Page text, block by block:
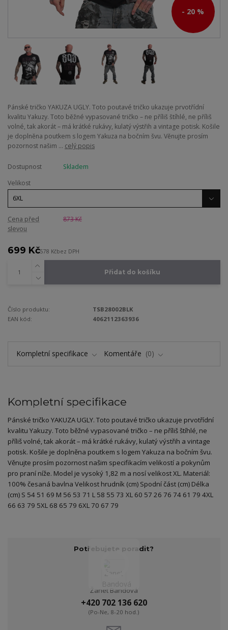
- 20 %
Pánské tričko YAKUZA UGLY. Toto poutavé tričko ukazuje prvotřídní
kvalitu Yakuzy. Toto běžné vypasované tričko – ne příliš štíhlé, ne příliš
volné, tak akorát – má krátké rukávy, kulatý výstřih a vintage potisk. Košile
je doplněna poutkem s logem Yakuza na bočním švu. Věnujte prosím
pozornost našim ... celý popis
Dostupnost
Skladem
Velikost
Cena před
slevou
873 Kč
699 Kč578 Kčbez DPH
Přidat do košíku
Číslo produktu:
TSB28002BLK
EAN kód:
4062112363936
Kompletní specifikace Komentáře 0
Kompletní specifikace
Pánské tričko YAKUZA UGLY. Toto poutavé tričko ukazuje prvotřídní
kvalitu Yakuzy. Toto běžné vypasované tričko – ne příliš štíhlé, ne
příliš volné, tak akorát – má krátké rukávy, kulatý výstřih a vintage
potisk. Košile je doplněna poutkem s logem Yakuza na bočním švu.
Věnujte prosím pozornost našim specifikacím velikostí a pokynům
pro praní níže. Model je vysoký 1,82 m a nosí velikost XL. Materiál:
100% česaná bavlna Velikost hrudník (cm) Spodní část (cm) Délka
(cm) S 54 51 69 M 56 53 71 L 58 55 73 XL 60 57 26 76 74 61 79 4XL
66 63 79 5XL 68 65 79 6XL 70 67 79
Potřebujete poradit?
Žanet Bandová
+420 702 136 620
(Po-Ne, 8-20 hod.)